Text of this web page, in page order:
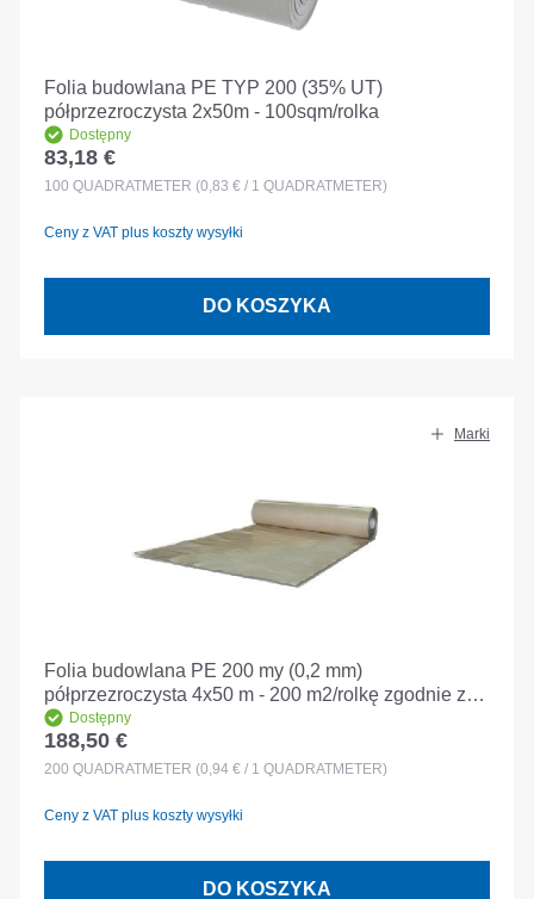
Folia budowlana PE TYP 200 (35% UT)
półprzezroczysta 2x50m - 100sqm/rolka
Dostępny
Cena regularna:
83,18 €
100 QUADRATMETER (0,83 € / 1 QUADRATMETER)
Ceny z VAT plus koszty wysyłki
DO KOSZYKA
Marki
Folia budowlana PE 200 my (0,2 mm)
półprzezroczysta 4x50 m - 200 m2/rolkę zgodnie z
GKV +/-5%
Dostępny
Cena regularna:
188,50 €
200 QUADRATMETER (0,94 € / 1 QUADRATMETER)
Ceny z VAT plus koszty wysyłki
DO KOSZYKA